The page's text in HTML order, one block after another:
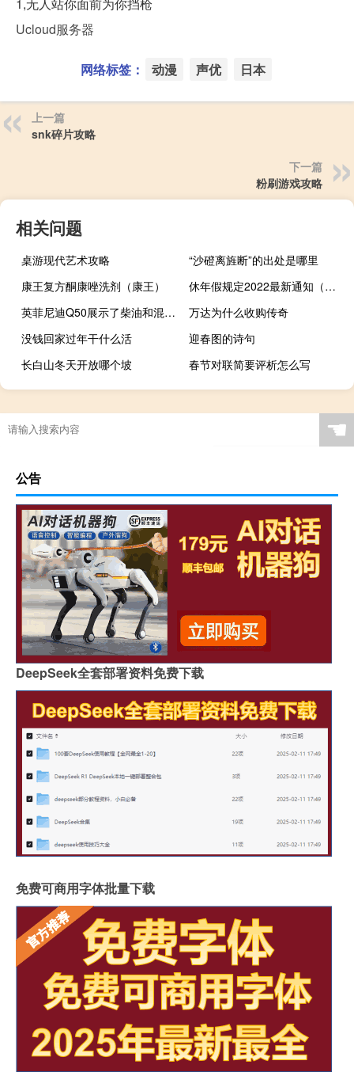
Ucloud服务器
网络标签： 动漫 声优 日本
上一篇
snk碎片攻略
下一篇
粉刷游戏攻略
相关问题
桌游现代艺术攻略
“沙磴离旌断”的出处是哪里
康王复方酮康唑洗剂（康王）
休年假规定2022最新通知（休年假规定）
英菲尼迪Q50展示了柴油和混合动力发动机
万达为什么收购传奇
没钱回家过年干什么活
迎春图的诗句
长白山冬天开放哪个坡
春节对联简要评析怎么写
☚
公告
DeepSeek全套部署资料免费下载
免费可商用字体批量下载